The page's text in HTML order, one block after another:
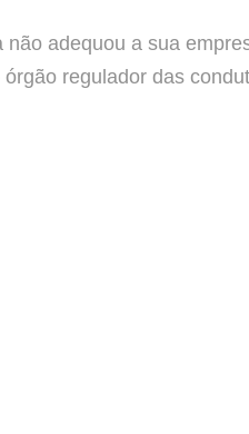
adequou a sua
regulador das